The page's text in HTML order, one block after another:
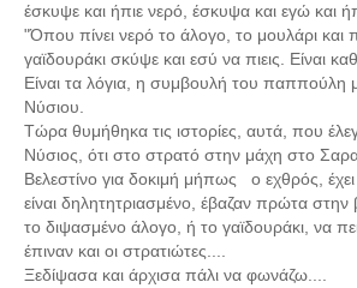
έσκυψε και ήπιε νερό, έσκυψα και εγώ και
"Όπου πίνει νερό το άλογο, το μουλάρι και
γαϊδουράκι σκύψε και εσύ να πιεις. Είναι
Είναι τα λόγια, η συμβουλή του παππούλη
Νύσιου.
Τώρα θυμήθηκα τις ιστορίες, αυτά, που
Νύσιος, ότι στο στρατό στην μάχη στο
Βελεστίνο για δοκιμή μήπως ο εχθρός, έχει
είναι δηλητητριασμένο, έβαζαν πρώτα
το διψασμένο άλογο, ή το γαϊδουράκι, να
έπιναν και οι στρατιώτες....
Ξεδίψασα και άρχισα πάλι να φωνάζω....